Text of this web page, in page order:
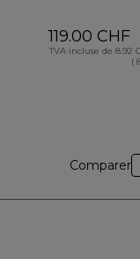
119.00 CHF
TVA incluse de 8.92
(
Comparer